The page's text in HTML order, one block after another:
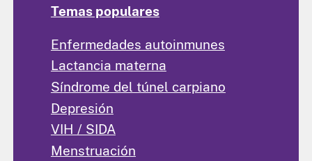
Temas populares
Enfermedades autoinmunes
Lactancia materna
Síndrome del túnel carpiano
Depresión
VIH / SIDA
Menstruación